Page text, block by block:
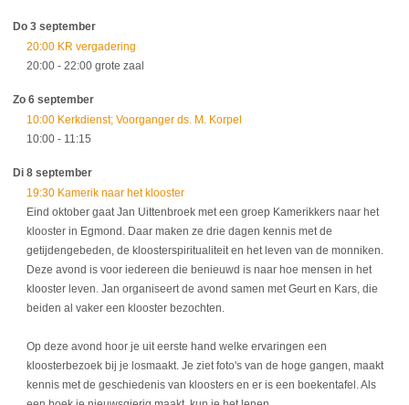
Do 3 september
20:00 KR vergadering
20:00 - 22:00 grote zaal
Zo 6 september
10:00 Kerkdienst; Voorganger ds. M. Korpel
10:00 - 11:15
Di 8 september
19:30 Kamerik naar het klooster
Eind oktober gaat Jan Uittenbroek met een groep Kamerikkers naar het
klooster in Egmond. Daar maken ze drie dagen kennis met de
getijdengebeden, de kloosterspiritualiteit en het leven van de monniken.
Deze avond is voor iedereen die benieuwd is naar hoe mensen in het
klooster leven. Jan organiseert de avond samen met Geurt en Kars, die
beiden al vaker een klooster bezochten.
Op deze avond hoor je uit eerste hand welke ervaringen een
kloosterbezoek bij je losmaakt. Je ziet foto's van de hoge gangen, maakt
kennis met de geschiedenis van kloosters en er is een boekentafel. Als